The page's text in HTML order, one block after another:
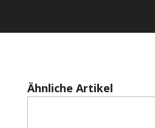
Produktgalerie überspringen
Ähnliche Artikel